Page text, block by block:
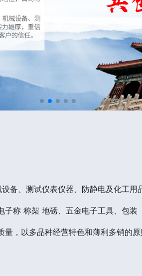
备、测试仪表仪器、防静电及化工
称 称架 地磅、五金电子工具、包
，以多品种经营特色和薄利多销的原